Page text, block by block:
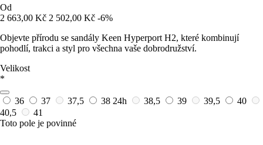
Od
2 663,00 Kč 2 502,00 Kč -6%
Objevte přírodu se sandály Keen Hyperport H2, které kombinují
pohodlí, trakci a styl pro všechna vaše dobrodružství.
Velikost
*
36 37 37,5 38 24h 38,5 39 39,5
40
40,5
41
Toto pole je povinné